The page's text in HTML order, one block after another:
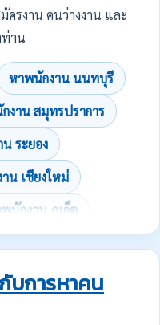
ครงาน คนว่างงาน และ
าน
หาพนักงาน นนทบุรี
งาน สมุทรปราการ
ระยอง
น เชียงใหม่
นักงาน ภูเก็ต
บการหาคน